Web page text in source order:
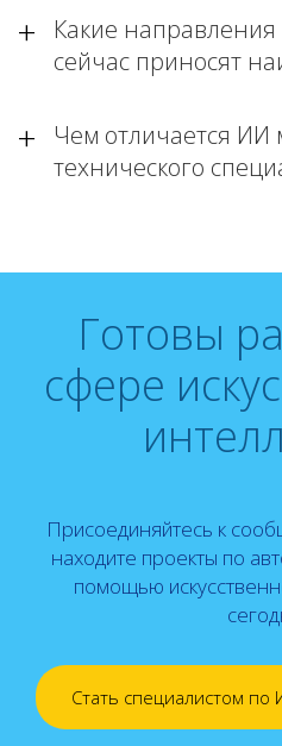
Какие
сейчас приносят
Чем отличается ИИ
технического
Готовы
сфере
Присоединяйтесь к
находите проекты по
помощью
Стать специалистом по